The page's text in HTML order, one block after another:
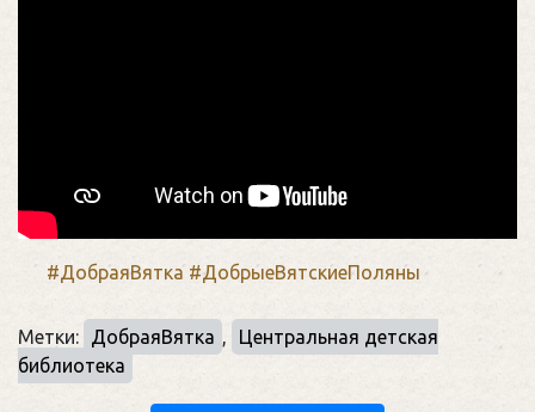
#ДобраяВятка #ДобрыеВятскиеПоляны
Метки: ДобраяВятка ,
Центральная детская
библиотека